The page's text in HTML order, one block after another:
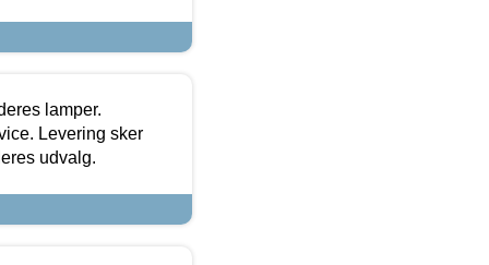
lamper.
Levering sker
udvalg.